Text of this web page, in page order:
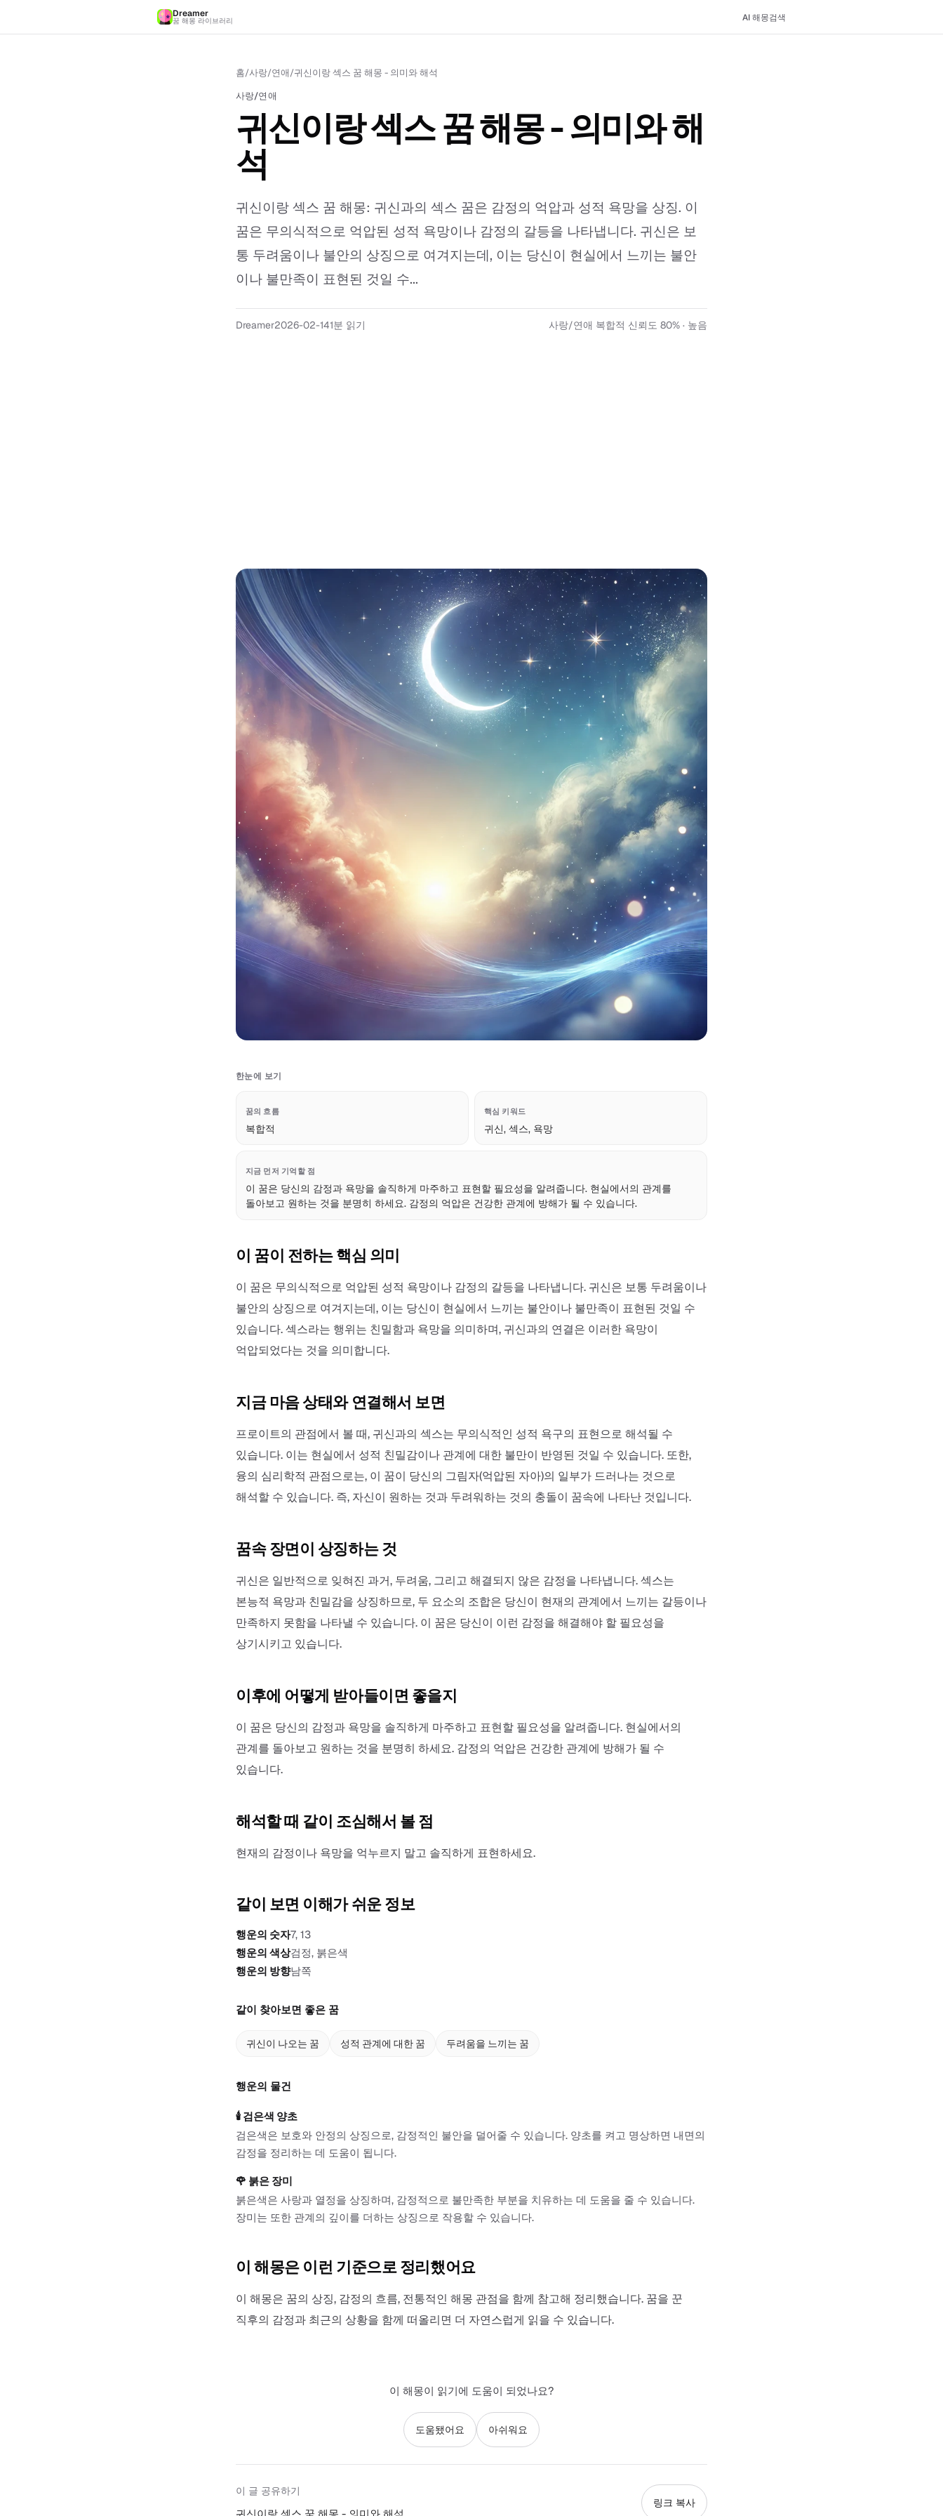
Dreamer
꿈 해몽 라이브러리 AI 해몽검색
홈/사랑/연애/귀신이랑 섹스 꿈 해몽 - 의미와 해석
사랑/연애
귀신이랑 섹스 꿈 해몽 - 의미와 해
석
귀신이랑 섹스 꿈 해몽: 귀신과의 섹스 꿈은 감정의 억압과 성적 욕망을 상징. 이
꿈은 무의식적으로 억압된 성적 욕망이나 감정의 갈등을 나타냅니다. 귀신은 보
통 두려움이나 불안의 상징으로 여겨지는데, 이는 당신이 현실에서 느끼는 불안
이나 불만족이 표현된 것일 수...
Dreamer2026-02-141분 읽기 사랑/연애 복합적 신뢰도 80% · 높음
한눈에 보기
꿈의 흐름
복합적
핵심 키워드
귀신, 섹스, 욕망
지금 먼저 기억할 점
이 꿈은 당신의 감정과 욕망을 솔직하게 마주하고 표현할 필요성을 알려줍니다. 현실에서의 관계를
돌아보고 원하는 것을 분명히 하세요. 감정의 억압은 건강한 관계에 방해가 될 수 있습니다.
이 꿈이 전하는 핵심 의미
이 꿈은 무의식적으로 억압된 성적 욕망이나 감정의 갈등을 나타냅니다. 귀신은 보통 두려움이나
불안의 상징으로 여겨지는데, 이는 당신이 현실에서 느끼는 불안이나 불만족이 표현된 것일 수
있습니다. 섹스라는 행위는 친밀함과 욕망을 의미하며, 귀신과의 연결은 이러한 욕망이
억압되었다는 것을 의미합니다.
지금 마음 상태와 연결해서 보면
프로이트의 관점에서 볼 때, 귀신과의 섹스는 무의식적인 성적 욕구의 표현으로 해석될 수
있습니다. 이는 현실에서 성적 친밀감이나 관계에 대한 불만이 반영된 것일 수 있습니다. 또한,
융의 심리학적 관점으로는, 이 꿈이 당신의 그림자(억압된 자아)의 일부가 드러나는 것으로
해석할 수 있습니다. 즉, 자신이 원하는 것과 두려워하는 것의 충돌이 꿈속에 나타난 것입니다.
꿈속 장면이 상징하는 것
귀신은 일반적으로 잊혀진 과거, 두려움, 그리고 해결되지 않은 감정을 나타냅니다. 섹스는
본능적 욕망과 친밀감을 상징하므로, 두 요소의 조합은 당신이 현재의 관계에서 느끼는 갈등이나
만족하지 못함을 나타낼 수 있습니다. 이 꿈은 당신이 이런 감정을 해결해야 할 필요성을
상기시키고 있습니다.
이후에 어떻게 받아들이면 좋을지
이 꿈은 당신의 감정과 욕망을 솔직하게 마주하고 표현할 필요성을 알려줍니다. 현실에서의
관계를 돌아보고 원하는 것을 분명히 하세요. 감정의 억압은 건강한 관계에 방해가 될 수
있습니다.
해석할 때 같이 조심해서 볼 점
현재의 감정이나 욕망을 억누르지 말고 솔직하게 표현하세요.
같이 보면 이해가 쉬운 정보
행운의 숫자7, 13
행운의 색상검정, 붉은색
행운의 방향남쪽
같이 찾아보면 좋은 꿈
귀신이 나오는 꿈 성적 관계에 대한 꿈 두려움을 느끼는 꿈
행운의 물건
🕯️ 검은색 양초
검은색은 보호와 안정의 상징으로, 감정적인 불안을 덜어줄 수 있습니다. 양초를 켜고 명상하면 내면의
감정을 정리하는 데 도움이 됩니다.
🌹 붉은 장미
붉은색은 사랑과 열정을 상징하며, 감정적으로 불만족한 부분을 치유하는 데 도움을 줄 수 있습니다.
장미는 또한 관계의 깊이를 더하는 상징으로 작용할 수 있습니다.
이 해몽은 이런 기준으로 정리했어요
이 해몽은 꿈의 상징, 감정의 흐름, 전통적인 해몽 관점을 함께 참고해 정리했습니다. 꿈을 꾼
직후의 감정과 최근의 상황을 함께 떠올리면 더 자연스럽게 읽을 수 있습니다.
이 해몽이 읽기에 도움이 되었나요?
도움됐어요 아쉬워요
이 글 공유하기
귀신이랑 섹스 꿈 해몽 - 의미와 해석
링크 복사